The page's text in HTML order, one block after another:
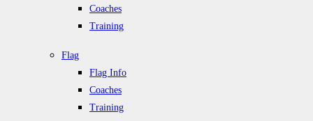
Coaches
Training
Flag
Flag Info
Coaches
Training